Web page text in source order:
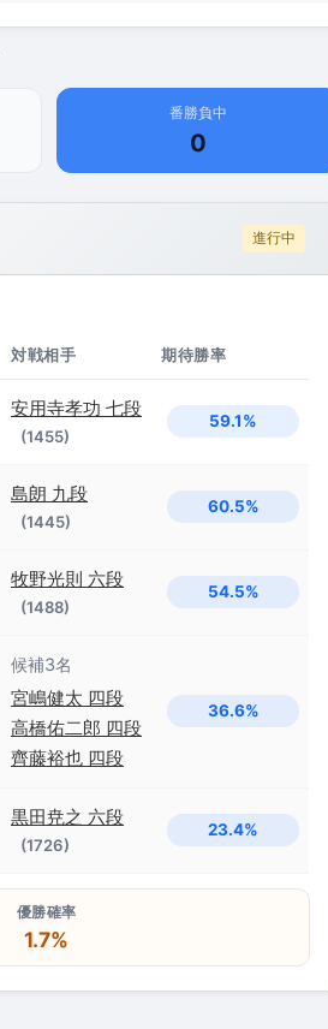
番勝負中
0
進行中
対戦相手 期待勝率
安用寺孝功 七段
(1455)
59.1%
島朗 九段
(1445)
60.5%
牧野光則 六段
(1488)
54.5%
候補3名
宮嶋健太 四段
高橋佑二郎 四段
齊藤裕也 四段
36.6%
黒田尭之 六段
(1726)
23.4%
優勝確率
1.7%